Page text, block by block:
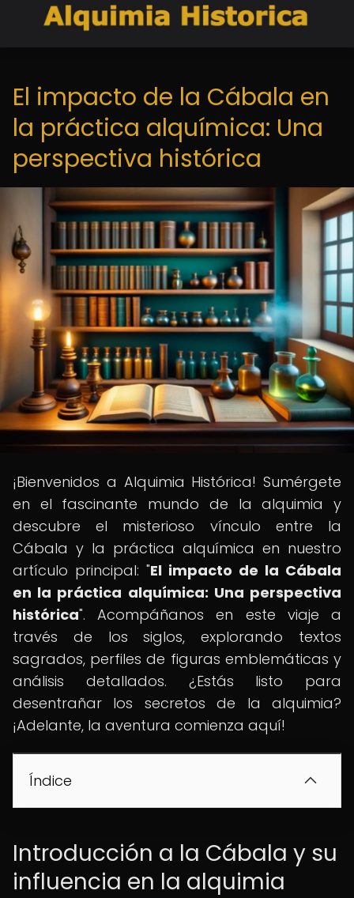
El impacto de la Cábala en
la práctica alquímica: Una
perspectiva histórica
¡Bienvenidos a Alquimia Histórica! Sumérgete
en el fascinante mundo de la alquimia y
descubre el misterioso vínculo entre la
Cábala y la práctica alquímica en nuestro
artículo principal: "El impacto de la Cábala
en la práctica alquímica: Una perspectiva
histórica". Acompáñanos en este viaje a
través de los siglos, explorando textos
sagrados, perfiles de figuras emblemáticas y
análisis detallados. ¿Estás listo para
desentrañar los secretos de la alquimia?
¡Adelante, la aventura comienza aquí!
Índice
Introducción a la Cábala y su
influencia en la alquimia